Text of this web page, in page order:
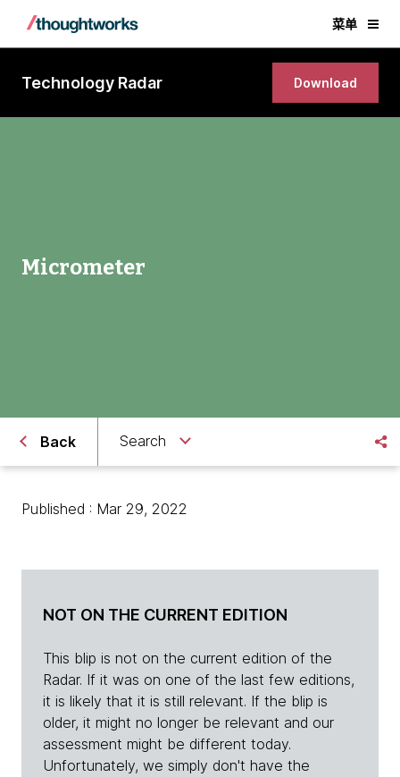
菜单
Technology Radar Download
Micrometer
Back Search
Published : Mar 29, 2022
NOT ON THE CURRENT EDITION
This blip is not on the current edition of the
Radar. If it was on one of the last few editions,
it is likely that it is still relevant. If the blip is
older, it might no longer be relevant and our
assessment might be different today.
Unfortunately, we simply don't have the